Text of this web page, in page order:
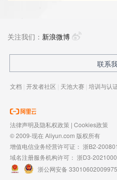
关注我们： 新浪微博
联系
文档 | 开发者社区 | 天池大赛 | 培训与认
法律声明及隐私权政策 | Cookies政策
© 2009-现在 Aliyun.com 版权所有
增值电信业务经营许可证： 浙B2-
域名注册服务机构许可： 浙D3-
浙公网安备